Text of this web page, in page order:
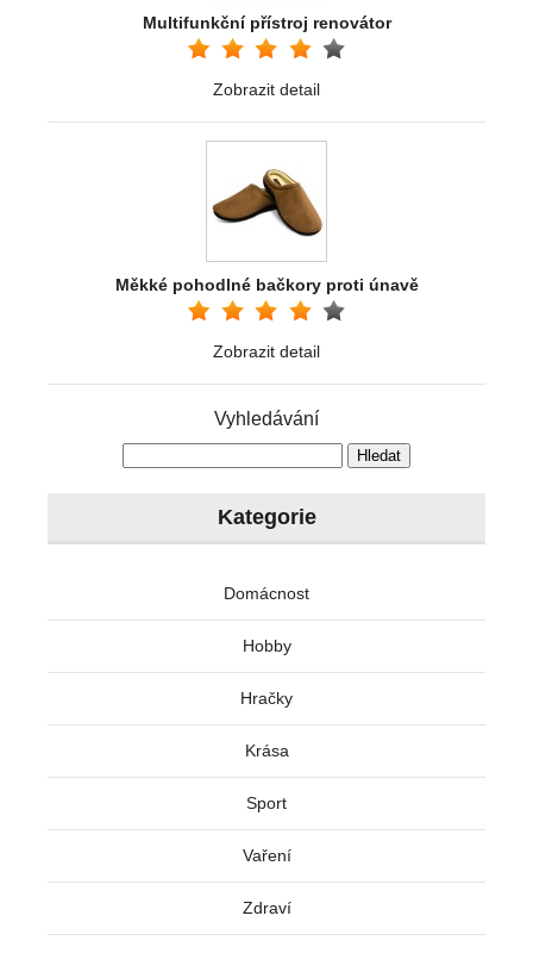
Multifunkční přístroj renovátor
Zobrazit detail
Měkké pohodlné bačkory proti únavě
Zobrazit detail
Vyhledávání
Kategorie
Domácnost
Hobby
Hračky
Krása
Sport
Vaření
Zdraví